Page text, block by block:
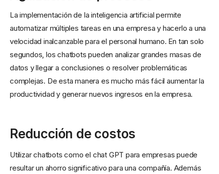
La implementación de la inteligencia artificial permite
automatizar múltiples tareas en una empresa y hacerlo a una
velocidad inalcanzable para el personal humano. En tan solo
segundos, los chatbots pueden analizar grandes masas de
datos y llegar a conclusiones o resolver problemáticas
complejas. De esta manera es mucho más fácil aumentar la
productividad y generar nuevos ingresos en la empresa.
Reducción de costos
Utilizar chatbots como el chat GPT para empresas puede
resultar un ahorro significativo para una compañía. Además